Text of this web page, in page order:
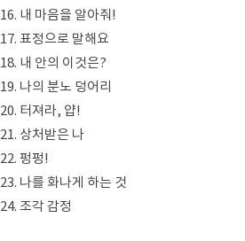
16. 내 마음을 알아줘!
17. 표정으로 말해요
18. 내 안의 이것은?
19. 나의 분노 덩어리
20. 터져라, 얍!
21. 상처받은 나
22. 펑펑!
23. 나를 화나게 하는 것
24. 조각 감정